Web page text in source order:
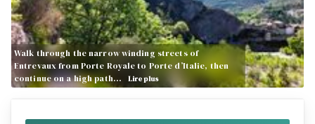
Walk through the narrow winding streets of
Entrevaux from Porte Royale to Porte d’Italie, then
continue on a high path…
Lire plus